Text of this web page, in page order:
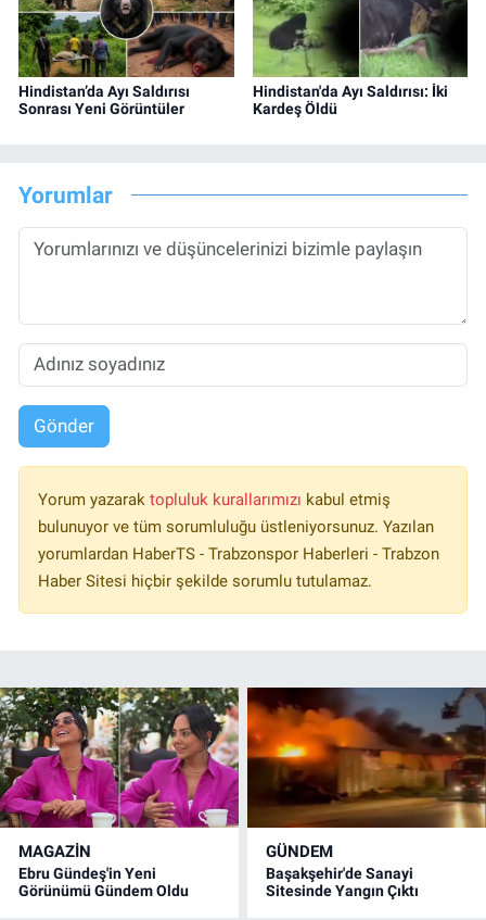
Hindistan’da Ayı Saldırısı
Sonrası Yeni Görüntüler
Hindistan'da Ayı Saldırısı: İki
Kardeş Öldü
Yorumlar
Gönder
Yorum yazarak topluluk kurallarımızı kabul etmiş
bulunuyor ve tüm sorumluluğu üstleniyorsunuz. Yazılan
yorumlardan HaberTS - Trabzonspor Haberleri - Trabzon
Haber Sitesi hiçbir şekilde sorumlu tutulamaz.
MAGAZİN
Ebru Gündeş'in Yeni
Görünümü Gündem Oldu
GÜNDEM
Başakşehir'de Sanayi
Sitesinde Yangın Çıktı